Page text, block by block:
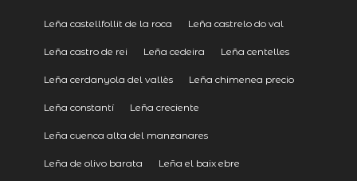
Leña castellfollit de la roca Leña castrelo do val
Leña castro de rei Leña cedeira Leña centelles
Leña cerdanyola del vallès Leña chimenea precio
Leña constantí Leña creciente
Leña cuenca alta del manzanares
Leña de olivo barata Leña el baix ebre